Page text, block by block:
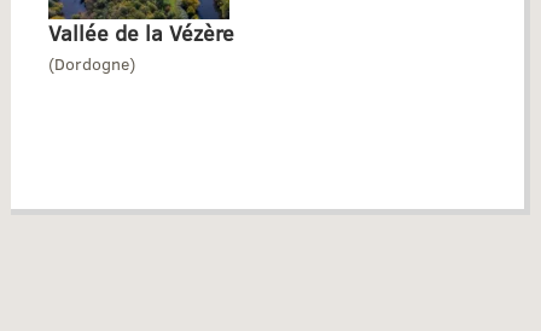
Vallée de la Vézère
(Dordogne)